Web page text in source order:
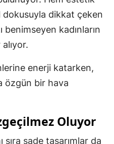
dikkat çeken
kadınların
enerji katarken,
özgün bir hava
Oluyor
sade tasarımlar da